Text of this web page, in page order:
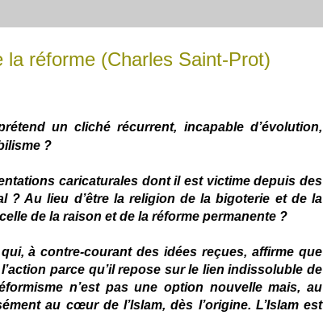
la réforme (Charles Saint-Prot)
un cliché récurrent, incapable d’évolution,
?
caricaturales dont il est victime depuis des
? Au lieu d’être la religion de la bigoterie et de la
de la raison et de la réforme permanente ?
à contre-courant des idées reçues, affirme que
parce qu’il repose sur le lien indissoluble de
n’est pas une option nouvelle mais, au
au cœur de l’Islam, dès l’origine. L’Islam est